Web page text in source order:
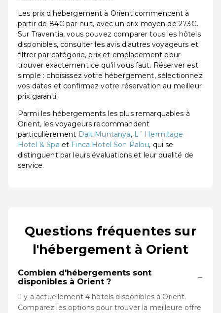
Les prix d'hébergement à Orient commencent à
partir de 84€ par nuit, avec un prix moyen de 273€.
Sur Traventia, vous pouvez comparer tous les hôtels
disponibles, consulter les avis d'autres voyageurs et
filtrer par catégorie, prix et emplacement pour
trouver exactement ce qu'il vous faut. Réserver est
simple : choisissez votre hébergement, sélectionnez
vos dates et confirmez votre réservation au meilleur
prix garanti.
Parmi les hébergements les plus remarquables à
Orient, les voyageurs recommandent
particulièrement Dalt Muntanya, L´ Hermitage
Hotel & Spa et Finca Hotel Son Palou, qui se
distinguent par leurs évaluations et leur qualité de
service.
Questions fréquentes sur
l'hébergement à Orient
Combien d'hébergements sont
disponibles à Orient ?
−
Il y a actuellement 4 hôtels disponibles à Orient.
Comparez les options pour trouver la meilleure offre